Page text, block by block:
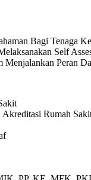
Bagi Tenaga
Self
Menjalankan Peran
Akreditasi Rumah